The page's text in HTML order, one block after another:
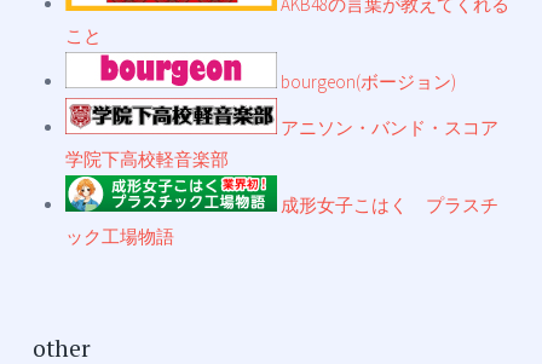
こと
bourgeon(ボージョン)
アニソン・バンド・スコア
学院下高校軽音楽部
成形女子こはく プラスチ
ック工場物語
other